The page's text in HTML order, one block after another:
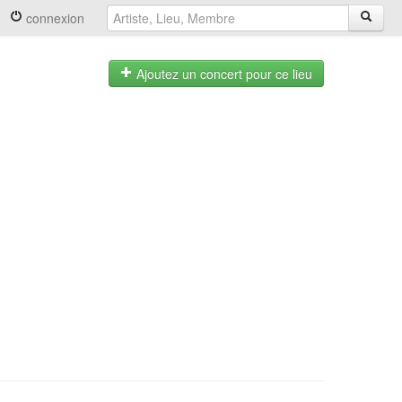
connexion
Ajoutez un concert pour ce lieu